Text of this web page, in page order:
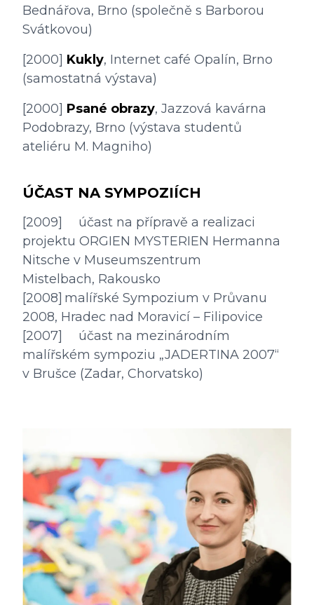
Bednářova, Brno (společně s Barborou
Svátkovou)
[2000] Kukly, Internet café Opalín, Brno
(samostatná výstava)
[2000] Psané obrazy, Jazzová kavárna
Podobrazy, Brno (výstava studentů
ateliéru M. Magniho)
ÚČAST NA SYMPOZIÍCH
[2009] 	účast na přípravě a realizaci
projektu ORGIEN MYSTERIEN Hermanna
Nitsche v Museumszentrum
Mistelbach, Rakousko
[2008]	malířské Sympozium v Průvanu
2008, Hradec nad Moravicí – Filipovice
[2007] 	účast na mezinárodním
malířském sympoziu „JADERTINA 2007“
v Brušce (Zadar, Chorvatsko)